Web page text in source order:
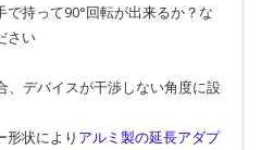
持って90°回転が出来るか？な
さい
、デバイスが干渉しない角度に設
状により アルミ製の延長アダプ